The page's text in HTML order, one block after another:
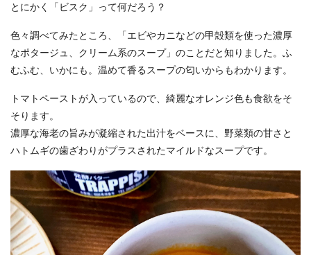
とにかく「ビスク」って何だろう？
色々調べてみたところ、「エビやカニなどの甲殻類を使った濃厚
なポタージュ、クリーム系のスープ」のことだと知りました。ふ
むふむ、いかにも。温めて香るスープの匂いからもわかります。
トマトペーストが入っているので、綺麗なオレンジ色も食欲をそ
そります。
濃厚な海老の旨みが凝縮された出汁をベースに、野菜類の甘さと
ハトムギの歯ざわりがプラスされたマイルドなスープです。